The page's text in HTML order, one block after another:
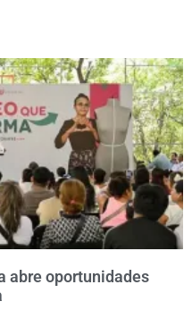
abre oportunidades